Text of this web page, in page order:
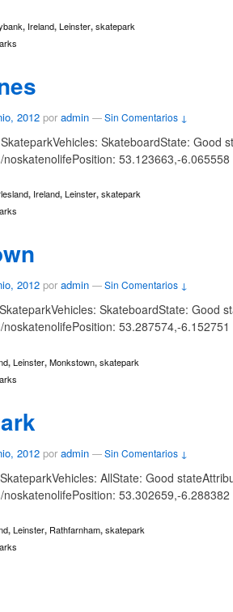
, Ireland, Leinster, skatepark
2012 por admin —Sin Comentarios ↓
SkateboardState: Good
53.123663,-6.065558
, Ireland, Leinster, skatepark
2012 por admin —Sin Comentarios ↓
SkateboardState: Good
53.287574,-6.152751
, Leinster, Monkstown, skatepark
2012 por admin —Sin Comentarios ↓
AllState: Good
53.302659,-6.288382
, Leinster, Rathfarnham, skatepark